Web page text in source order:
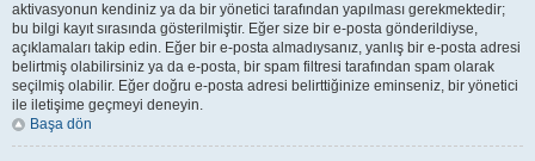
aktivasyonun kendiniz ya da bir yönetici tarafından yapılması gerekmektedir;
bu bilgi kayıt sırasında gösterilmiştir. Eğer size bir e-posta gönderildiyse,
açıklamaları takip edin. Eğer bir e-posta almadıysanız, yanlış bir e-posta adresi
belirtmiş olabilirsiniz ya da e-posta, bir spam filtresi tarafından spam olarak
seçilmiş olabilir. Eğer doğru e-posta adresi belirttiğinize eminseniz, bir yönetici
ile iletişime geçmeyi deneyin.
Başa dön